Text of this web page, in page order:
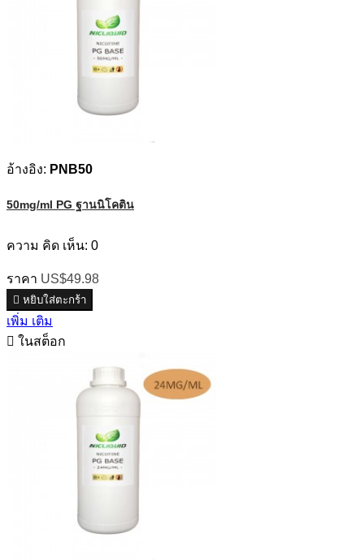
อ้างอิง: PNB50
50mg/ml PG ฐานนิโคติน
ความ คิด เห็น: 0
ราคา US$49.98
 หยิบใส่ตะกร้า
เพิ่ม เติม
 ในสต็อก